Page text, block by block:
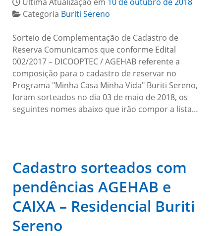
Categoria Buriti Sereno
Sorteio de Complementação de Cadastro de
Reserva Comunicamos que conforme Edital
002/2017 – DICOOPTEC / AGEHAB referente a
composição para o cadastro de reservar no
Programa "Minha Casa Minha Vida" Buriti Sereno,
foram sorteados no dia 03 de maio de 2018, os
seguintes nomes abaixo que irão compor a lista…
Cadastro sorteados com
pendências AGEHAB e
CAIXA – Residencial Buriti
Sereno